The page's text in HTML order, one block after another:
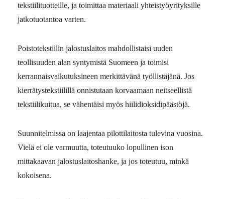
tekstiilituotteille, ja toimittaa materiaali yhteistyöyrityksille
jatkotuotantoa varten.
Poistotekstiilin jalostuslaitos mahdollistaisi uuden
teollisuuden alan syntymistä Suomeen ja toimisi
kerrannaisvaikutuksineen merkittävänä työllistäjänä. Jos
kierrätystekstiilillä onnistutaan korvaamaan neitseellistä
tekstiilikuitua, se vähentäisi myös hiilidioksidipäästöjä.
Suunnitelmissa on laajentaa pilottilaitosta tulevina vuosina.
Vielä ei ole varmuutta, toteutuuko lopullinen ison
mittakaavan jalostuslaitoshanke, ja jos toteutuu, minkä
kokoisena.